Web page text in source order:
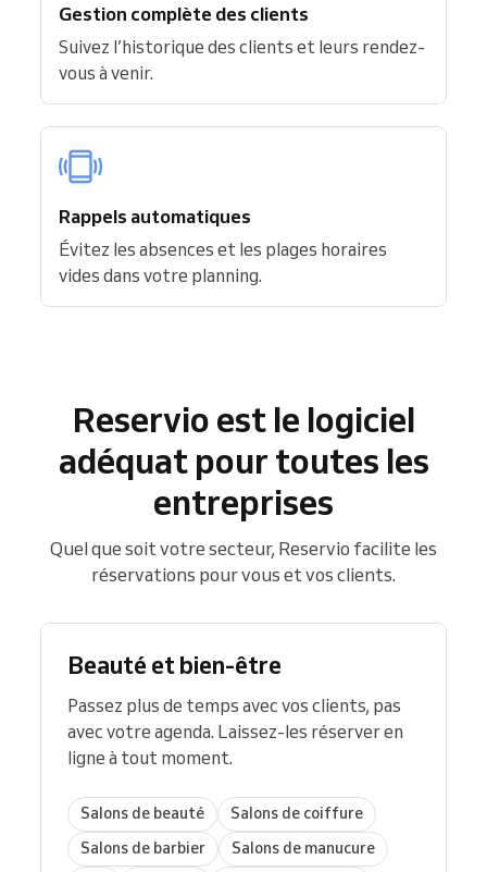
Gestion complète des clients
Suivez l’historique des clients et leurs rendez-
vous à venir.
Rappels automatiques
Évitez les absences et les plages horaires
vides dans votre planning.
Reservio est le logiciel
adéquat pour toutes les
entreprises
Quel que soit votre secteur, Reservio facilite les
réservations pour vous et vos clients.
Beauté et bien-être
Passez plus de temps avec vos clients, pas
avec votre agenda. Laissez-les réserver en
ligne à tout moment.
Salons de beauté
Salons de coiffure
Salons de barbier
Salons de manucure